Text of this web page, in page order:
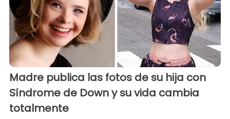
Madre publica las fotos de su hija con
Síndrome de Down y su vida cambia
totalmente